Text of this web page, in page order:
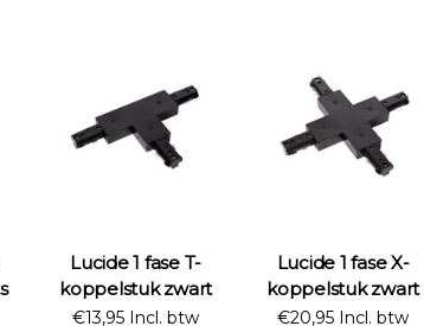
Lucide 1 fase T-
koppelstuk zwart
€13,95 Incl. btw
Lucide 1 fase X-
koppelstuk zwart
€20,95 Incl. btw